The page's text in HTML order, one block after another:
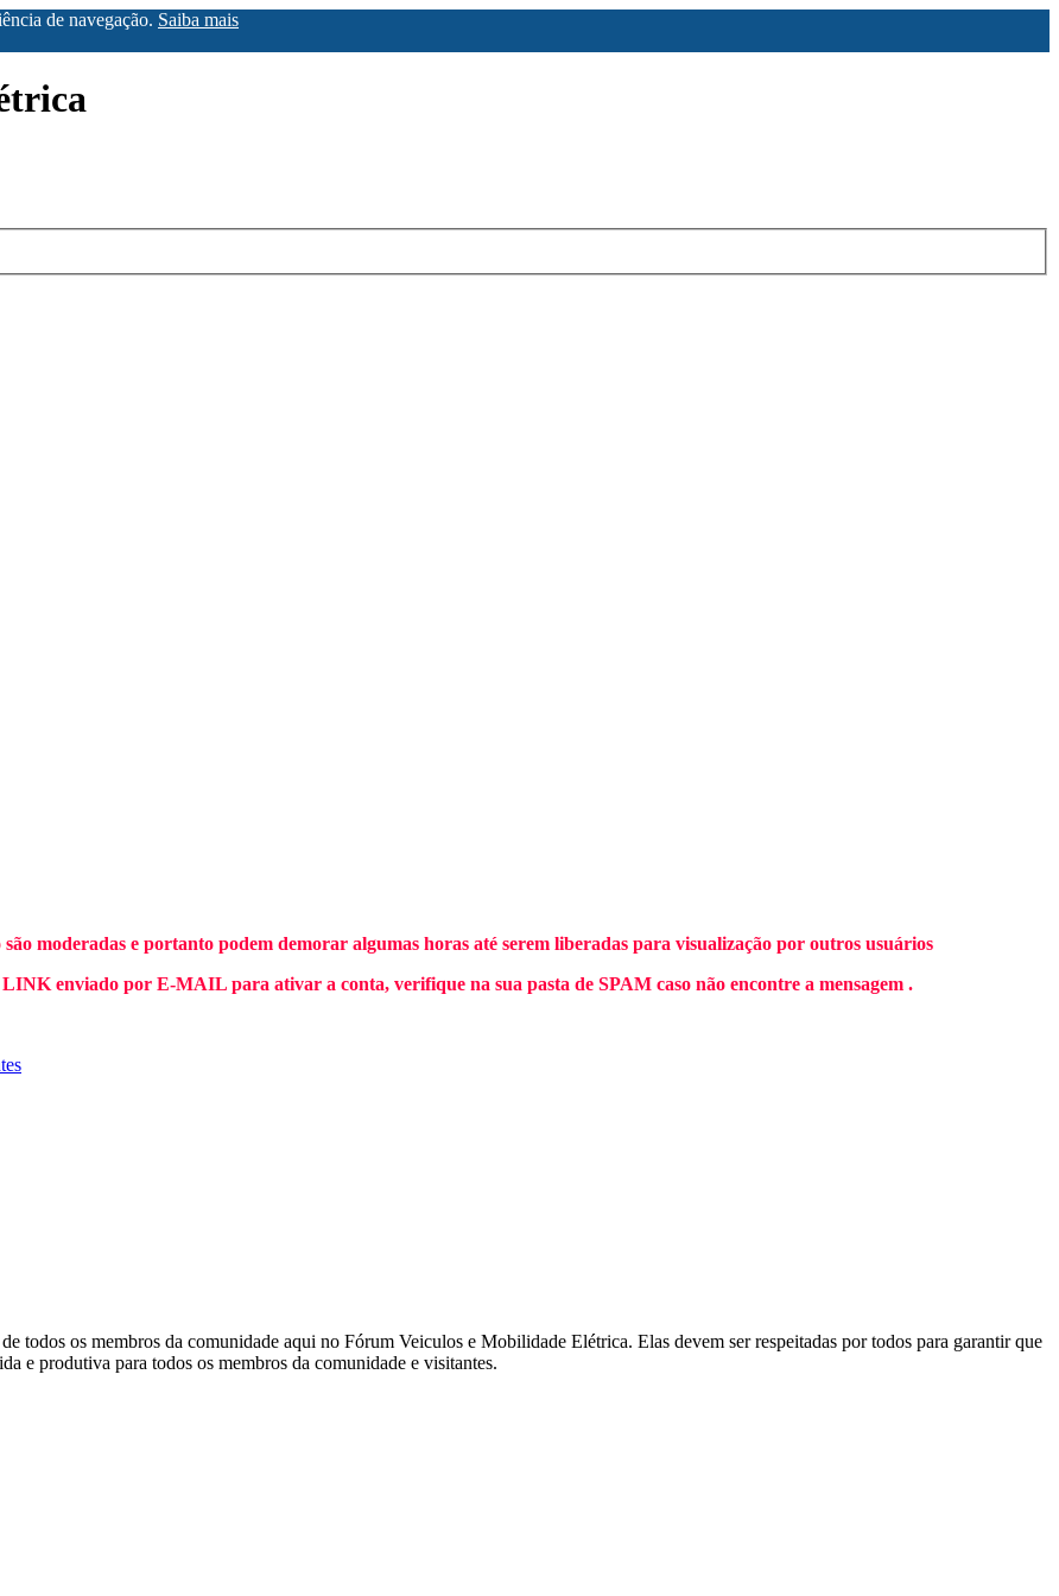
de navegação. Saiba mais
moderadas e portanto podem demorar algumas horas até serem liberadas para visualização por outros usuários
enviado por E-MAIL para ativar a conta, verifique na sua pasta de SPAM caso não encontre a mensagem .
todos os membros da comunidade aqui no Fórum Veiculos e Mobilidade Elétrica. Elas devem ser respeitadas por todos para garantir que
e produtiva para todos os membros da comunidade e visitantes.